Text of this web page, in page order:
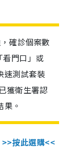
確診個案數
門口」或
速測試套裝
獲衛生署認
。
>>按此選購<<